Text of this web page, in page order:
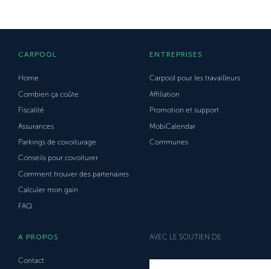
CARPOOL
Home
Combien ça coûte
Fiscalité
Assurances
Parkings de covoiturage
Conseils pour covoiturer
Comment trouver des partenaires
Calculer mon gain
FAQ
ENTREPRISES
Carpool pour les travailleurs
Affiliation
Promotion et support
MobiCalendar
Communes
A PROPOS
Contact
AVEC LE SOUTIEN DE: